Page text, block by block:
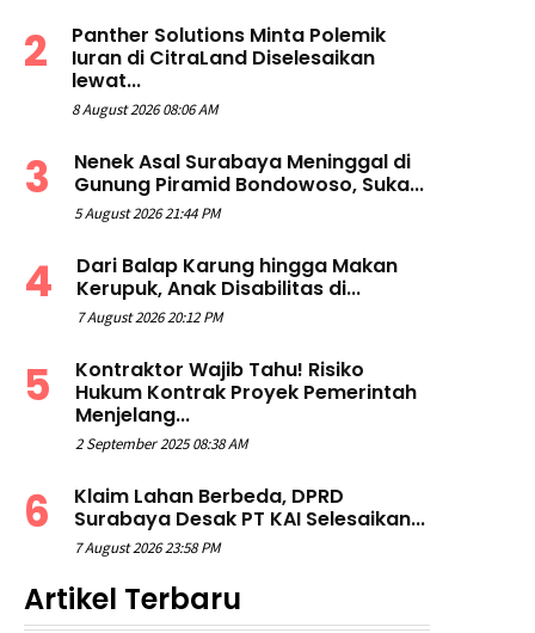
Panther Solutions Minta Polemik
Iuran di CitraLand Diselesaikan
lewat...
8 August 2026 08:06 AM
Nenek Asal Surabaya Meninggal di
Gunung Piramid Bondowoso, Suka...
5 August 2026 21:44 PM
Dari Balap Karung hingga Makan
Kerupuk, Anak Disabilitas di...
7 August 2026 20:12 PM
Kontraktor Wajib Tahu! Risiko
Hukum Kontrak Proyek Pemerintah
Menjelang...
2 September 2025 08:38 AM
Klaim Lahan Berbeda, DPRD
Surabaya Desak PT KAI Selesaikan...
7 August 2026 23:58 PM
Artikel Terbaru